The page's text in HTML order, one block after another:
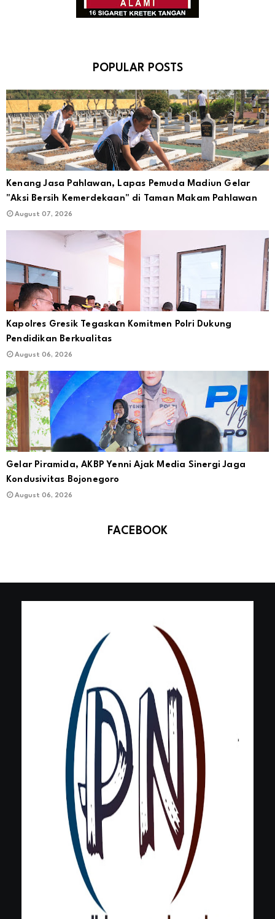
POPULAR POSTS
Kenang Jasa Pahlawan, Lapas Pemuda Madiun Gelar
"Aksi Bersih Kemerdekaan" di Taman Makam Pahlawan
August 07, 2026
Kapolres Gresik Tegaskan Komitmen Polri Dukung
Pendidikan Berkualitas
August 06, 2026
Gelar Piramida, AKBP Yenni Ajak Media Sinergi Jaga
Kondusivitas Bojonegoro
August 06, 2026
FACEBOOK